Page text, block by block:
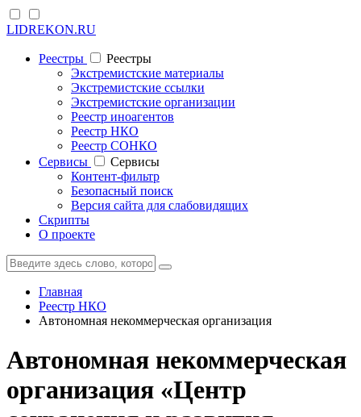
LIDREKON.RU
Реестры
Реестры
Экстремистские материалы
Экстремистские ссылки
Экстремистские организации
Реестр иноагентов
Реестр НКО
Реестр СОНКО
Cервисы
Cервисы
Контент-фильтр
Безопасный поиск
Версия сайта для слабовидящих
Скрипты
О проекте
Главная
Реестр НКО
Автономная некоммерческая организация
Автономная некоммерческая
организация «Центр